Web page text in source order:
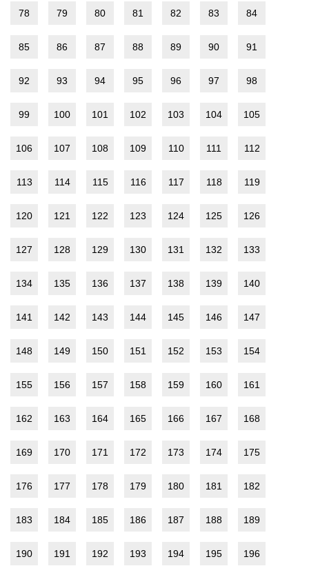
78 79 80 81 82 83 84
85 86 87 88 89 90 91
92 93 94 95 96 97 98
99 100 101 102 103 104 105
106 107 108 109 110 111 112
113 114 115 116 117 118 119
120 121 122 123 124 125 126
127 128 129 130 131 132 133
134 135 136 137 138 139 140
141 142 143 144 145 146 147
148 149 150 151 152 153 154
155 156 157 158 159 160 161
162 163 164 165 166 167 168
169 170 171 172 173 174 175
176 177 178 179 180 181 182
183 184 185 186 187 188 189
190 191 192 193 194 195 196